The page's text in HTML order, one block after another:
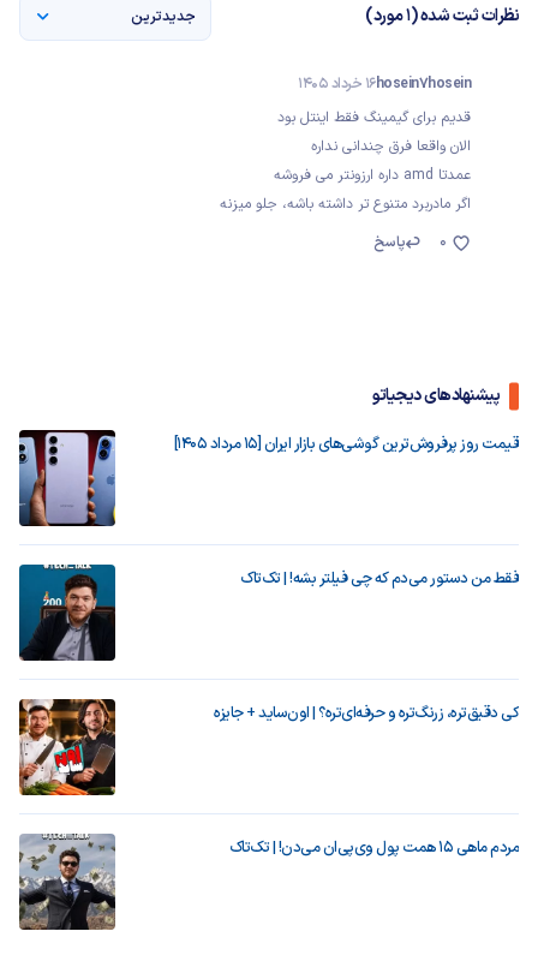
نظرات ثبت شده (1 مورد) جدیدترین
hosein7hosein16 خرداد 1405
قدیم برای گیمینگ فقط اینتل بود
الان واقعا فرق چندانی نداره
عمدتا amd داره ارزونتر می فروشه
اگر مادربرد متنوع تر داشته باشه، جلو میزنه
پاسخ
0
پیشنهادهای دیجیاتو
قیمت روز پرفروش‌ترین گوشی‌های بازار ایران [15 مرداد 1405]
فقط من دستور می‌دم که چی فیلتر بشه! | تک‌تاک
کی دقیق‌تره، زرنگ‌تره و حرفه‌ای‌تره؟ | اون‌ساید + جایزه
مردم ماهی ۱۵ همت پول وی‌پی‌ان می‌دن! | تک‌تاک